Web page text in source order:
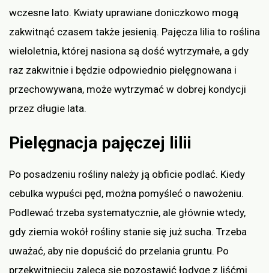
wczesne lato. Kwiaty uprawiane doniczkowo mogą
zakwitnąć czasem także jesienią. Pajęcza lilia to roślina
wieloletnia, której nasiona są dość wytrzymałe, a gdy
raz zakwitnie i będzie odpowiednio pielęgnowana i
przechowywana, może wytrzymać w dobrej kondycji
przez długie lata.
Pielęgnacja pajęczej lilii
Po posadzeniu rośliny należy ją obficie podlać. Kiedy
cebulka wypuści pęd, można pomyśleć o nawożeniu.
Podlewać trzeba systematycznie, ale głównie wtedy,
gdy ziemia wokół rośliny stanie się już sucha. Trzeba
uważać, aby nie dopuścić do przelania gruntu. Po
przekwitnięciu zaleca się pozostawić łodygę z liśćmi